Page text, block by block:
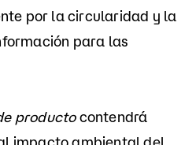
por la circularidad y la
para las
productocontendrá